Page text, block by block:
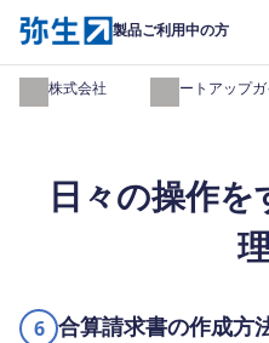
製品ご利用中の方
弥生株式会社 スタートアップ
日々の操作
6 合算請求書の作成方